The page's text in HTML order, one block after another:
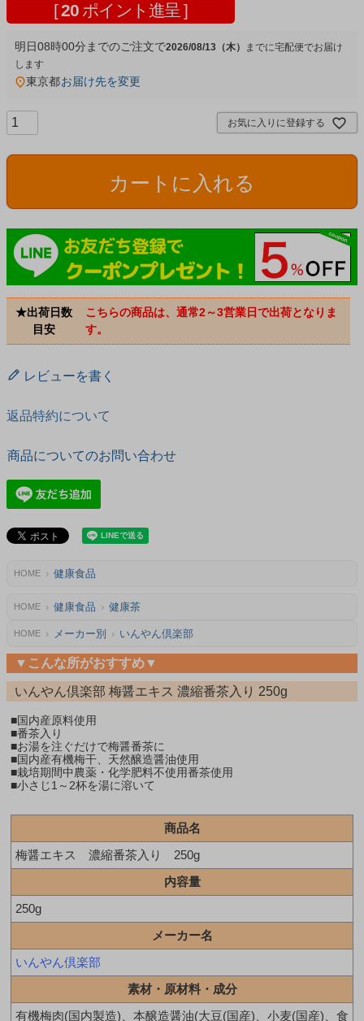
[20 ポイント進呈 ]
明日08時00分 までのご注文で2026/08/13（木） 宅配便
東京都お届け先を変更
お気に入りに登録する
カートに入れる
★出荷日数
目安
こちらの商品は、通常2～3営業日で出荷となりま
す。
レビューを書く
返品特約について
商品についてのお問い合わせ
HOME 健康食品
HOME 健康食品 健康茶
HOME メーカー別 いんやん倶楽部
▼こんな所がおすすめ▼
いんやん倶楽部 梅醤エキス 濃縮番茶入り 250g
■国内産原料使用
■番茶入り
■お湯を注ぐだけで梅醤番茶に
■国内産有機梅干、天然醸造醤油使用
■栽培期間中農薬・化学肥料不使用番茶使用
■小さじ1～2杯を湯に溶いて
商品名
梅醤エキス 濃縮番茶入り 250g
内容量
250g
メーカー名
いんやん倶楽部
素材・原材料・成分
有機梅肉(国内製造)、本醸造醤油(大豆(国産)、小麦(国産)、食